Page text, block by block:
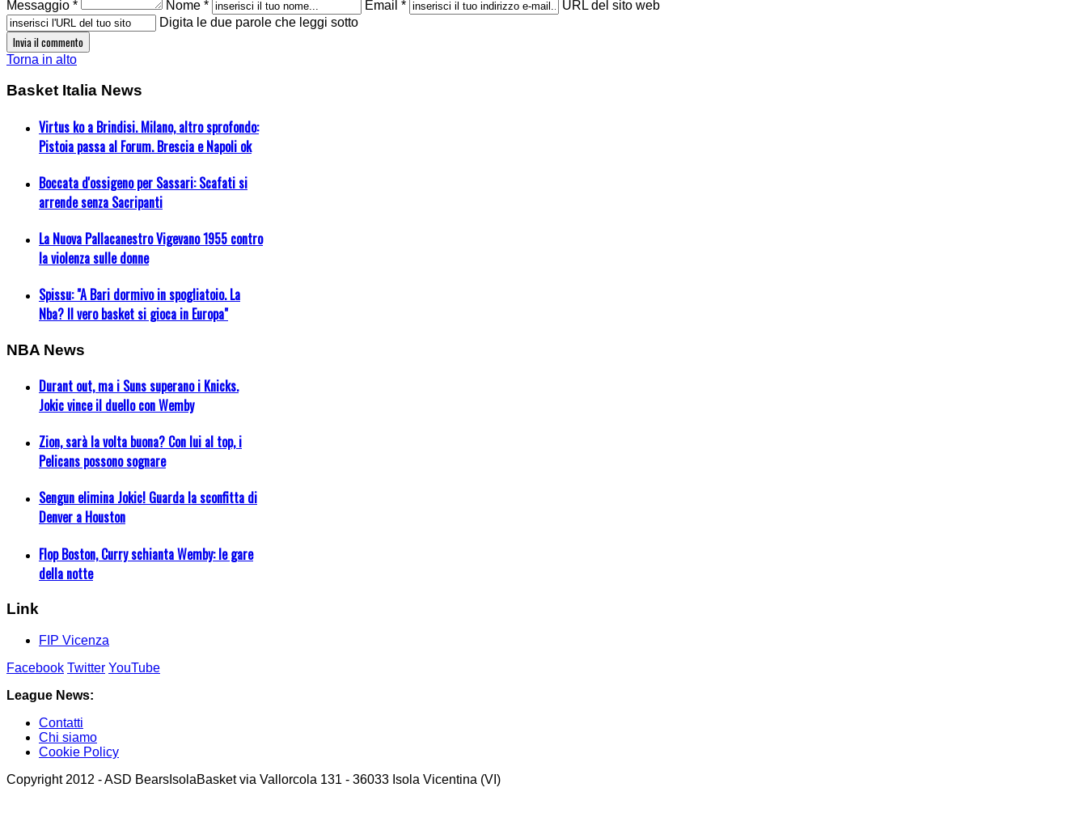
Messaggio * Nome * Email *
URL del sito web
Digita le due parole che leggi sotto
Torna in alto
Basket Italia News
Virtus ko a Brindisi. Milano, altro sprofondo:
Pistoia passa al Forum. Brescia e Napoli ok
Boccata d'ossigeno per Sassari: Scafati si
arrende senza Sacripanti
La Nuova Pallacanestro Vigevano 1955 contro
la violenza sulle donne
Spissu: "A Bari dormivo in spogliatoio. La
Nba? Il vero basket si gioca in Europa"
NBA News
Durant out, ma i Suns superano i Knicks.
Jokic vince il duello con Wemby
Zion, sarà la volta buona? Con lui al top, i
Pelicans possono sognare
Sengun elimina Jokic! Guarda la sconfitta di
Denver a Houston
Flop Boston, Curry schianta Wemby: le gare
della notte
Link
FIP Vicenza
Facebook Twitter YouTube
League News:
Contatti
Chi siamo
Cookie Policy
Copyright 2012 - ASD BearsIsolaBasket via Vallorcola 131 - 36033 Isola Vicentina (VI)